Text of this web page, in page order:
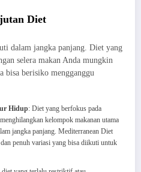
Diet
dalam jangka panjang. Diet yang
selera makan Anda mungkin
bisa berisiko mengganggu
Hidup: Diet yang berfokus pada
kelompok makanan utama
jangka panjang. Mediterranean Diet
penuh variasi yang bisa diikuti untuk